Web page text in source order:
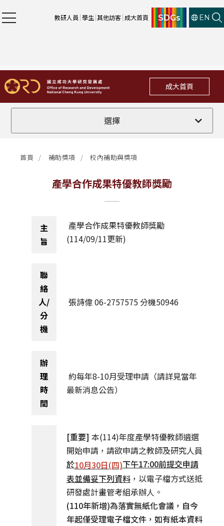
教研人員 學生 其他訪客 成大首頁 SDGs EN
成大首頁
選擇
博士後研究人員研究津貼補助
獎勵學術研討會經費補助
產學合作成果特優教師獎勵
成大博士生國科會研究獎學金試辦要點
國科會補助大學校院培育優秀博士生獎學金
首頁 補助獎項 校內補助與獎項
產學合作成果特優教師獎勵
主
旨
產學合作成果特優教師獎勵
(114/09/11更新)
聯
絡
人/
分
機
張詩偉 06-2757575 分機50946
辦
理
時
間
約每年8-10月受理申請 （請詳見當年
最新消息公告）
[重要] 本(114)年度產學特優教師遴選
開始申請，請欲申請之教師及研究人員
於10月30日(四)下午17:00前提交申請
表並備妥下列資料，以電子檔方式送抵
研發處計畫管考組承辦人。
(110年新增)為落實無紙化會議，自今
年起僅受理電子檔文件，如有紙本資料